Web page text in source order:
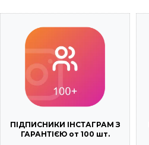
ПІДПИСНИКИ ІНСТАГРАМ З
ГАРАНТІЄЮ от 100 шт.